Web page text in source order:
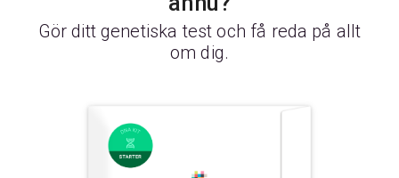
Gör ditt genetiska test och få reda på allt
om dig.